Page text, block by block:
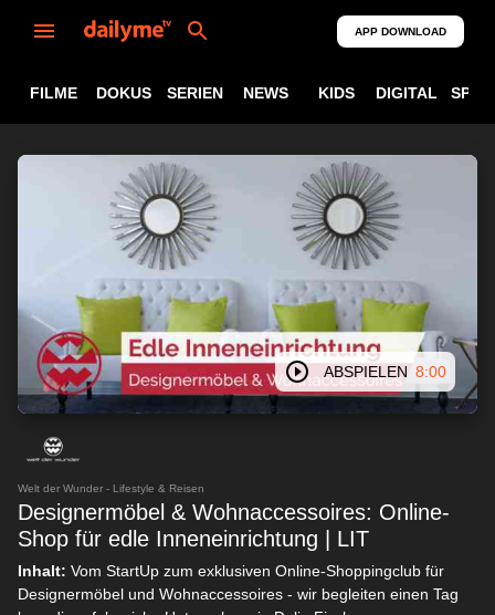
APP DOWNLOAD
FILME DOKUS SERIEN NEWS KIDS DIGITAL
ABSPIELEN 8:00
Welt der Wunder - Lifestyle & Reisen
Designermöbel & Wohnaccessoires: Online-
Shop für edle Inneneinrichtung | LIT
Inhalt: Vom StartUp zum exklusiven Online-Shoppingclub für
Designermöbel und Wohnaccessoires - wir begleiten einen Tag